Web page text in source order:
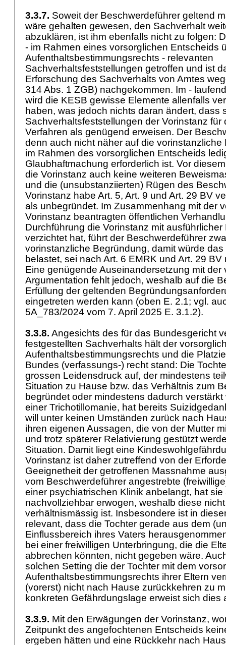
3.3.7. Soweit der Beschwerdeführer geltend
wäre gehalten gewesen, den Sachverhalt
abzuklären, ist ihm ebenfalls nicht zu folgen:
- im Rahmen eines vorsorglichen Entscheids
Aufenthaltsbestimmungsrechts - relevanten
Sachverhaltsfeststellungen getroffen und ist
Erforschung des Sachverhalts von Amtes
314 Abs. 1 ZGB) nachgekommen. Im -
wird die KESB gewisse Elemente allenfalls
haben, was jedoch nichts daran ändert, dass
Sachverhaltsfeststellungen der Vorinstanz für
Verfahren als genügend erweisen. Der
denn auch nicht näher auf die vorinstanzliche
im Rahmen des vorsorglichen Entscheids
Glaubhaftmachung erforderlich ist. Vor
die Vorinstanz auch keine weiteren
und die (unsubstanziierten) Rügen des
Vorinstanz habe Art. 5, Art. 9 und Art. 29 BV
als unbegründet. Im Zusammenhang mit der
Vorinstanz beantragten öffentlichen
Durchführung die Vorinstanz mit
verzichtet hat, führt der Beschwerdeführer
vorinstanzliche Begründung, damit würde
belastet, sei nach Art. 6 EMRK und Art. 29 BV
Eine genügende Auseinandersetzung mit der
Argumentation fehlt jedoch, weshalb auf die
Erfüllung der geltenden
eingetreten werden kann (oben E. 2.1; vgl.
5A_783/2024 vom 7. April 2025 E. 3.1.2).
3.3.8. Angesichts des für das Bundesgericht
festgestellten Sachverhalts hält der
Aufenthaltsbestimmungsrechts und die
Bundes (verfassungs-) recht stand: Die
grossen Leidensdruck auf, der mindestens
Situation zu Hause bzw. das Verhältnis zum
begründet oder mindestens dadurch
einer Trichotillomanie, hat bereits
will unter keinen Umständen zurück nach
ihren eigenen Aussagen, die von der Mutter
und trotz späterer Relativierung gestützt
Situation. Damit liegt eine
Vorinstanz ist daher zutreffend von der
Geeignetheit der getroffenen Massnahme
vom Beschwerdeführer angestrebte
einer psychiatrischen Klinik anbelangt, hat
nachvollziehbar erwogen, weshalb diese
verhältnismässig ist. Insbesondere ist in
relevant, dass die Tochter gerade aus dem
Einflussbereich ihres Vaters
bei einer freiwilligen Unterbringung, die die
abbrechen könnten, nicht gegeben wäre.
solchen Setting die der Tochter mit dem
Aufenthaltsbestimmungsrechts ihrer Eltern
(vorerst) nicht nach Hause zurückkehren zu
konkreten Gefährdungslage erweist sich
3.3.9. Mit den Erwägungen der Vorinstanz,
Zeitpunkt des angefochtenen Entscheids
ergeben hätten und eine Rückkehr nach